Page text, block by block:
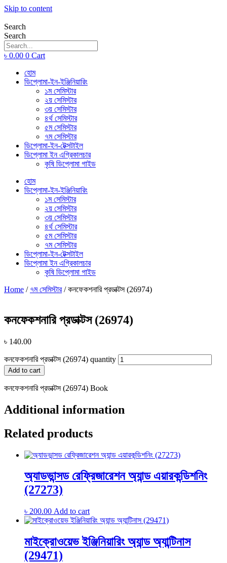
Skip to content
Search
Search
৳ 0.00 0 Cart
হোম
ডিপ্লোমা-ইন-ইঞ্জিনিয়ারিং
১ম সেমিস্টার
২য় সেমিস্টার
৩য় সেমিস্টার
৪র্থ সেমিস্টার
৫ম সেমিস্টার
৭ম সেমিস্টার
ডিপ্লোমা-ইন-টেক্সটাইল
ডিপ্লোমা ইন এগ্রিকালচার
কৃষি ডিপ্লোমা গাইড
হোম
ডিপ্লোমা-ইন-ইঞ্জিনিয়ারিং
১ম সেমিস্টার
২য় সেমিস্টার
৩য় সেমিস্টার
৪র্থ সেমিস্টার
৫ম সেমিস্টার
৭ম সেমিস্টার
ডিপ্লোমা-ইন-টেক্সটাইল
ডিপ্লোমা ইন এগ্রিকালচার
কৃষি ডিপ্লোমা গাইড
Home / ৭ম সেমিস্টার/ কনফেকশনারি প্রডাক্টস (26974)
কনফেকশনারি প্রডাক্টস (26974)
৳ 140.00
কনফেকশনারি প্রডাক্টস (26974) quantity
Add to cart
কনফেকশনারি প্রডাক্টস (26974) Book
Additional information
Related products
অ্যাডভান্সড রেফ্রিজারেশন অ্যান্ড এয়ারকন্ডিশনিং
(27273)
৳ 200.00 Add to cart
মাইক্রোওয়েভ ইঞ্জিনিয়ারিং অ্যান্ড অ্যান্টিনাস
(29471)